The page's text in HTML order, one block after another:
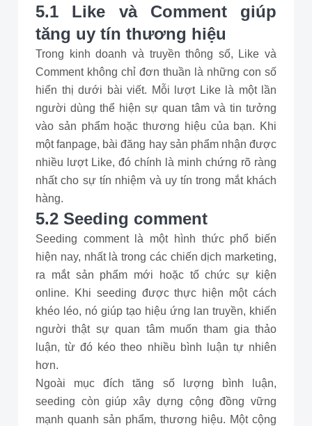
5.1 Like và Comment giúp
tăng uy tín thương hiệu
Trong kinh doanh và truyền thông số, Like và
Comment không chỉ đơn thuần là những con số
hiển thị dưới bài viết. Mỗi lượt Like là một lần
người dùng thể hiện sự quan tâm và tin tưởng
vào sản phẩm hoặc thương hiệu của bạn. Khi
một fanpage, bài đăng hay sản phẩm nhận được
nhiều lượt Like, đó chính là minh chứng rõ ràng
nhất cho sự tín nhiệm và uy tín trong mắt khách
hàng.
5.2 Seeding comment
Seeding comment là một hình thức phổ biến
hiện nay, nhất là trong các chiến dịch marketing,
ra mắt sản phẩm mới hoặc tổ chức sự kiện
online. Khi seeding được thực hiện một cách
khéo léo, nó giúp tạo hiệu ứng lan truyền, khiến
người thật sự quan tâm muốn tham gia thảo
luận, từ đó kéo theo nhiều bình luận tự nhiên
hơn.
Ngoài mục đích tăng số lượng bình luận,
seeding còn giúp xây dựng cộng đồng vững
mạnh quanh sản phẩm, thương hiệu. Một cộng